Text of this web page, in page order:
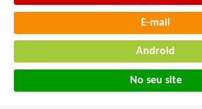
E-mail
Android
No seu site